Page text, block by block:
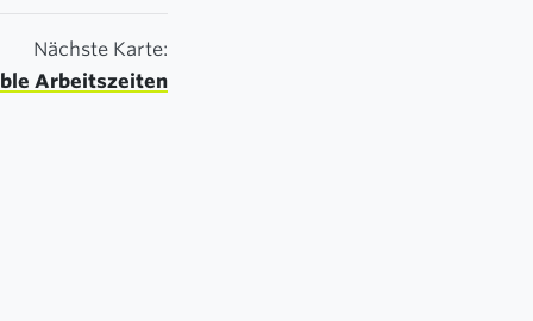
Nächste Karte:
Arbeitszeiten